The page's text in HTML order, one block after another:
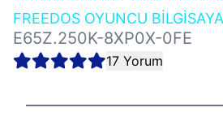
FREEDOS OYUNCU
E65Z.250K-8XP0X-0FE
17 Yorum